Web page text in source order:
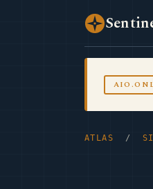
ATLAS /